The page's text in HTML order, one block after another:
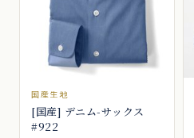
い、シャツの基本です。ドレ
スシャツ向き。
国産生地
[国産] デニム-サックス
#922